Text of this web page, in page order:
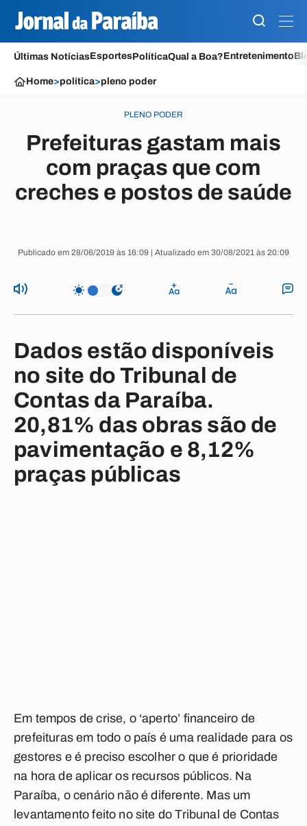
Últimas NotíciasEsportesPolíticaQual a Boa?Entretenimento
Home>política>pleno poder
PLENO PODER
Prefeituras gastam mais
com praças que com
creches e postos de saúde
Publicado em 28/06/2019 às 16:09 | Atualizado em 30/08/2021 às 20:09
Dados estão disponíveis
no site do Tribunal de
Contas da Paraíba.
20,81% das obras são de
pavimentação e 8,12%
praças públicas
Em tempos de crise, o ‘aperto’ financeiro de
prefeituras em todo o país é uma realidade para os
gestores e é preciso escolher o que é prioridade
na hora de aplicar os recursos públicos. Na
Paraíba, o cenário não é diferente. Mas um
levantamento feito no site do Tribunal de Contas